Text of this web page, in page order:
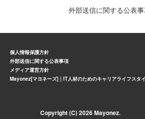
外部送信に関する公表
個人情報保護方針
外部送信に関する公表事項
メディア運営方針
Mayonez[マヨネーズ]｜IT人材のためのキャリアライフスタ
Copyright (C) 2026 Mayonez.